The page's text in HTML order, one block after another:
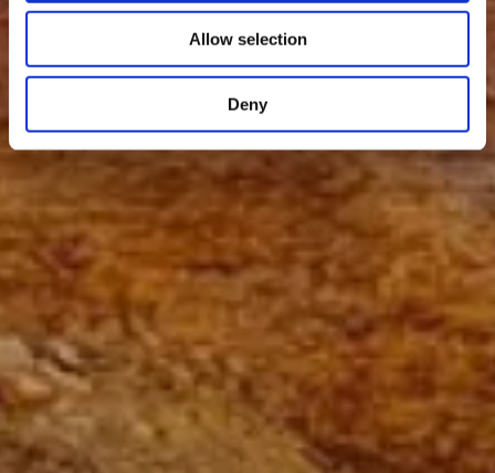
Allow selection
Deny